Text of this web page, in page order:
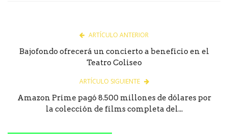
ARTÍCULO ANTERIOR
Bajofondo ofrecerá un concierto a beneficio en el
Teatro Coliseo
ARTÍCULO SIGUIENTE
Amazon Prime pagó 8.500 millones de dólares por
la colección de films completa del...